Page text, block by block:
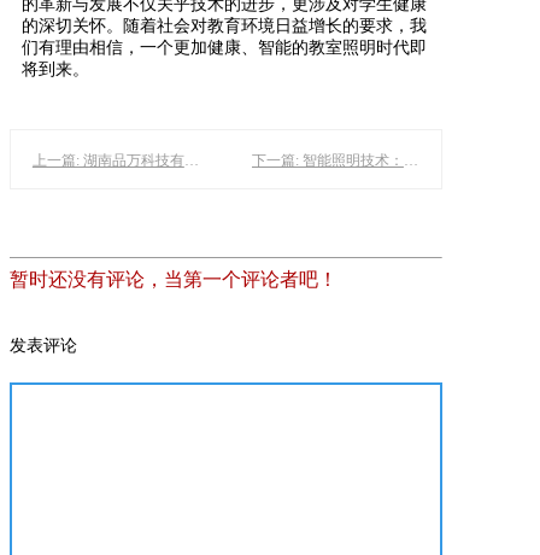
的革新与发展不仅关乎技术的进步，更涉及对学生健康
的深切关怀。随着社会对教育环境日益增长的要求，我
们有理由相信，一个更加健康、智能的教室照明时代即
将到来。
上一篇: 湖南品万科技有限公司：以教育灯为媒，点亮智慧校园新篇章 下一篇: 智能照明技术：赋能教室光环境改造与教育升级
暂时还没有评论，当第一个评论者吧！
发表评论